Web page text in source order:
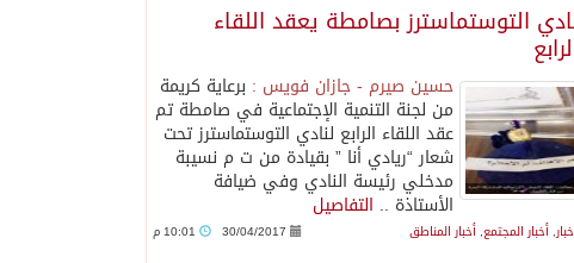
التوستماسترز بصامطة يعقد اللقاء
حسين صيرم - جازان فويس : برعاية كريمة
من لجنة التنمية الإجتماعية في صامطة تم
عقد اللقاء الرابع لنادي التوستماسترز تحت
شعار “ريادي أنا ” بقيادة من ت م نسيبة
مدخلي رئيسة النادي وفي ضيافة
الأستاذة .. التفاصيل
, أخبار المجتمع, أخبار المناطق 30/04/2017